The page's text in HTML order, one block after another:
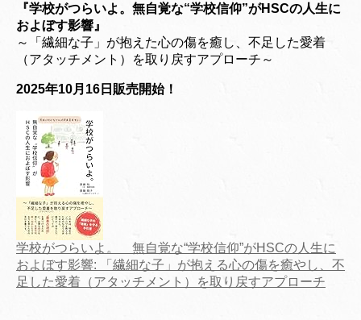
『学校がつらいよ。無自覚な“学校信仰”がHSCの人生に
およぼす影響』
～「繊細な子」が抱えた心の傷を癒し、不足した愛着
（アタッチメント）を取り戻すアプローチ～
2025年10月16日販売開始！
学校がつらいよ。 無自覚な“学校信仰”がHSCの人生に
およぼす影響: 「繊細な子」が抱える心の傷を癒やし、不
足した愛着（アタッチメント）を取り戻すアプローチ